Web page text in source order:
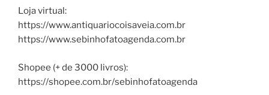
Loja virtual:
https://www.antiquariocoisaveia.com.br
https://www.sebinhofatoagenda.com.br
Shopee (+ de 3000 livros):
https://shopee.com.br/sebinhofatoagenda